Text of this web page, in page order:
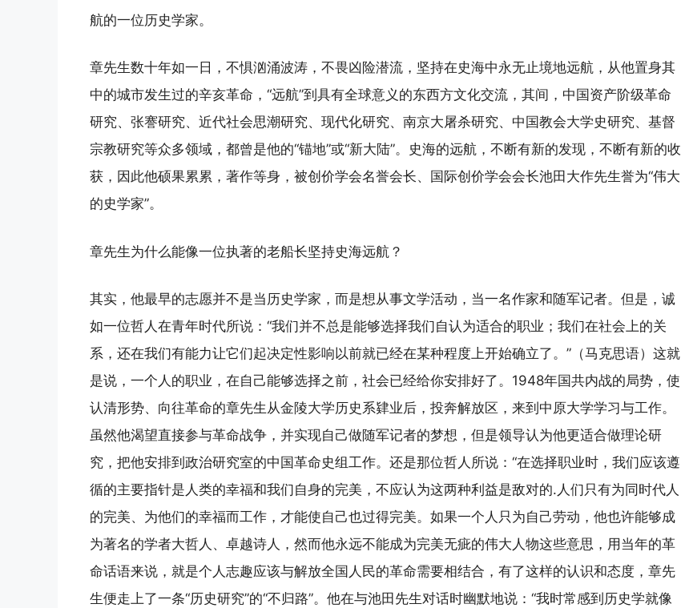
航的一位历史学家。
章先生数十年如一日，不惧汹涌波涛，不畏凶险潜流，坚持在史海中永无止境地远航，从他置身其
中的城市发生过的辛亥革命，“远航”到具有全球意义的东西方文化交流，其间，中国资产阶级革命
研究、张謇研究、近代社会思潮研究、现代化研究、南京大屠杀研究、中国教会大学史研究、基督
宗教研究等众多领域，都曾是他的“锚地”或“新大陆”。史海的远航，不断有新的发现，不断有新的收
获，因此他硕果累累，著作等身，被创价学会名誉会长、国际创价学会会长池田大作先生誉为“伟大
的史学家”。
章先生为什么能像一位执著的老船长坚持史海远航？
其实，他最早的志愿并不是当历史学家，而是想从事文学活动，当一名作家和随军记者。但是，诚
如一位哲人在青年时代所说：“我们并不总是能够选择我们自认为适合的职业；我们在社会上的关
系，还在我们有能力让它们起决定性影响以前就已经在某种程度上开始确立了。”（马克思语）这就
是说，一个人的职业，在自己能够选择之前，社会已经给你安排好了。1948年国共内战的局势，使
认清形势、向往革命的章先生从金陵大学历史系肄业后，投奔解放区，来到中原大学学习与工作。
虽然他渴望直接参与革命战争，并实现自己做随军记者的梦想，但是领导认为他更适合做理论研
究，把他安排到政治研究室的中国革命史组工作。还是那位哲人所说：“在选择职业时，我们应该遵
循的主要指针是人类的幸福和我们自身的完美，不应认为这两种利益是敌对的.人们只有为同时代人
的完美、为他们的幸福而工作，才能使自己也过得完美。如果一个人只为自己劳动，他也许能够成
为著名的学者大哲人、卓越诗人，然而他永远不能成为完美无疵的伟大人物这些意思，用当年的革
命话语来说，就是个人志趣应该与解放全国人民的革命需要相结合，有了这样的认识和态度，章先
生便走上了一条“历史研究”的“不归路”。他在与池田先生对话时幽默地说：“我时常感到历史学就像